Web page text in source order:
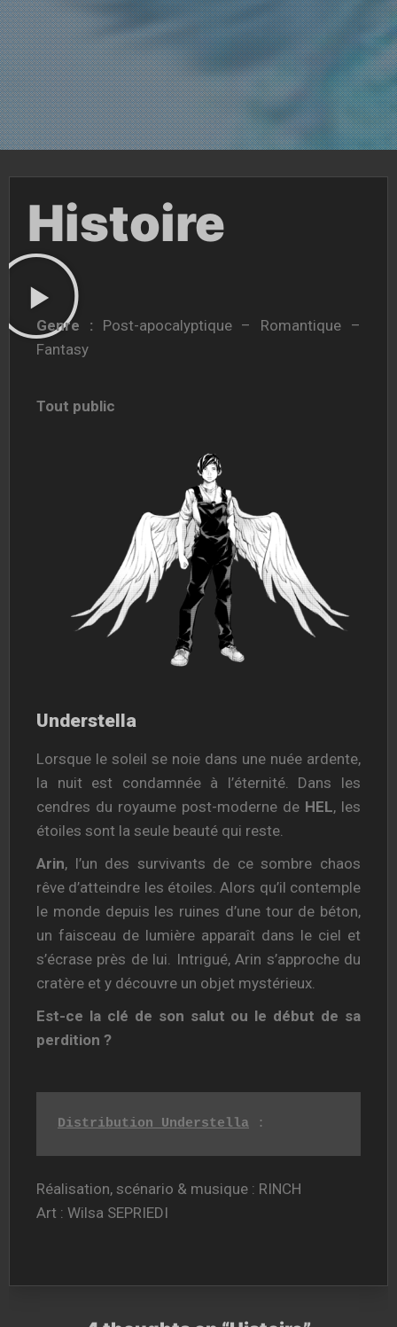
Histoire
Genre : Post-apocalyptique – Romantique –
Fantasy
Tout public
Understella
Lorsque le soleil se noie dans une nuée ardente,
la nuit est condamnée à l’éternité. Dans les
cendres du royaume post-moderne de HEL, les
étoiles sont la seule beauté qui reste.
Arin, l’un des survivants de ce sombre chaos
rêve d’atteindre les étoiles. Alors qu’il contemple
le monde depuis les ruines d’une tour de béton,
un faisceau de lumière apparaît dans le ciel et
s’écrase près de lui. Intrigué, Arin s’approche du
cratère et y découvre un objet mystérieux.
Est-ce la clé de son salut ou le début de sa
perdition ?
Distribution Understella :
Réalisation, scénario & musique : RINCH
Art : Wilsa SEPRIEDI